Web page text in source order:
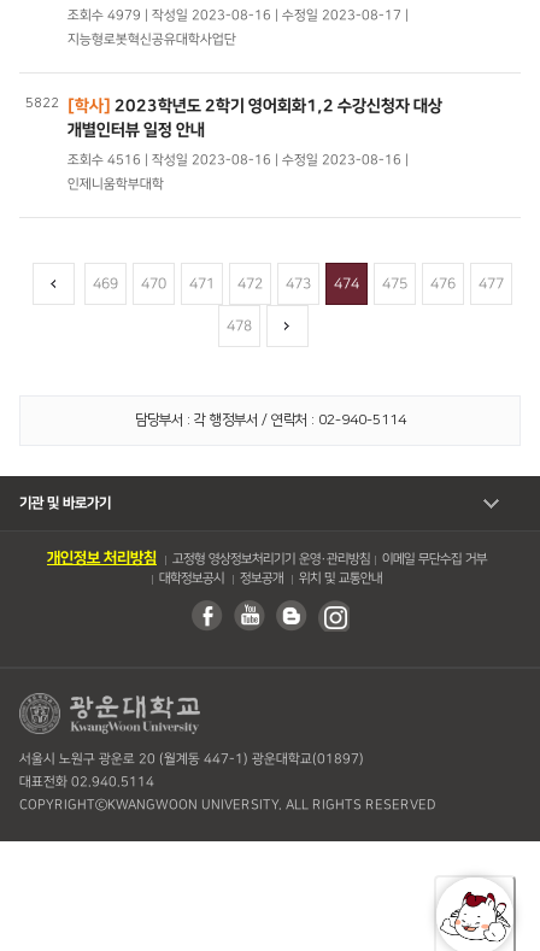
조회수 4979 | 작성일 2023-08-16 | 수정일 2023-08-17 |
지능형로봇혁신공유대학사업단
5822 [학사] 2023학년도 2학기 영어회화1,2 수강신청자 대상
개별인터뷰 일정 안내
조회수 4516 | 작성일 2023-08-16 | 수정일 2023-08-16 |
인제니움학부대학
469 470 471 472 473 474 475 476 477
478
담당부서 : 각 행정부서 / 연락처 : 02-940-5114
기관 및 바로가기
개인정보 처리방침 고정형 영상정보처리기기 운영・관리방침
이메일 무단수집 거부
대학정보공시
정보공개 위치 및 교통안내
서울시 노원구 광운로 20 (월계동 447-1) 광운대학교(01897)
대표전화 02.940.5114
COPYRIGHTⓒKWANGWOON UNIVERSITY. ALL RIGHTS RESERVED